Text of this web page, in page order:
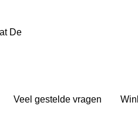
Veel gestelde vragen